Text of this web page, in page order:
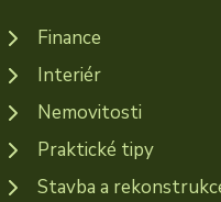
Finance
Interiér
Nemovitosti
Praktické tipy
Stavba a